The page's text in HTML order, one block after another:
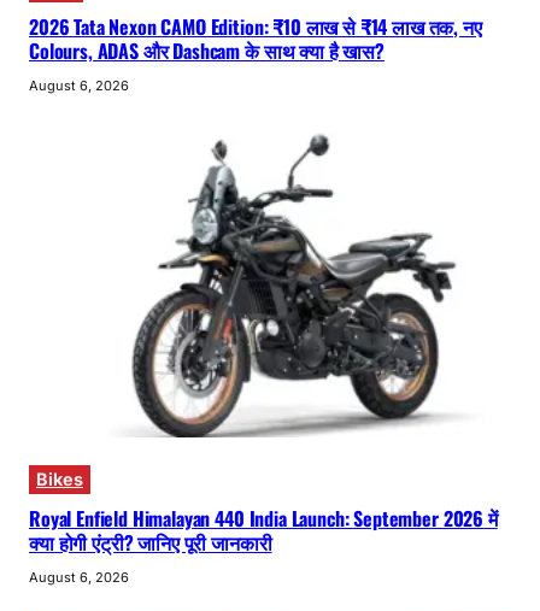
2026 Tata Nexon CAMO Edition: ₹10 लाख से ₹14 लाख तक, नए
Colours, ADAS और Dashcam के साथ क्या है खास?
August 6, 2026
Bikes
Royal Enfield Himalayan 440 India Launch: September 2026 में
क्या होगी एंट्री? जानिए पूरी जानकारी
August 6, 2026